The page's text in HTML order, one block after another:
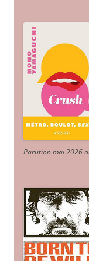
Parution mai 2026